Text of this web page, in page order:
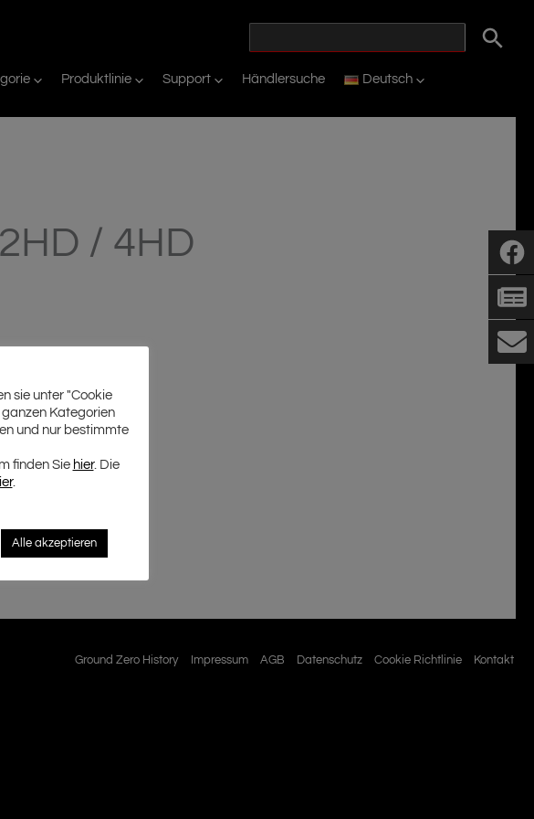
Produktlinie Support Händlersuche Deutsch
/ 4HD
Ground Zero History Impressum AGB Datenschutz Cookie Richtlinie Kontakt
sie unter "Cookie
ganzen Kategorien
und nur bestimmte
finden Sie hier. Die
.
Alle akzeptieren